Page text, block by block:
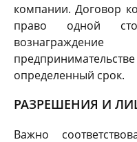
компании. Договор
право одной
определенный срок.
РАЗРЕШЕНИЯ И
Важно